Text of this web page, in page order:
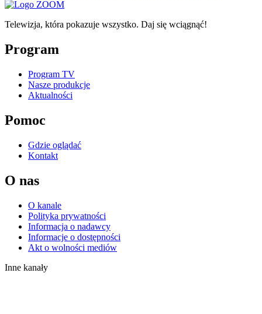
Telewizja, która pokazuje wszystko. Daj się wciągnąć!
Program
Program TV
Nasze produkcje
Aktualności
Pomoc
Gdzie oglądać
Kontakt
O nas
O kanale
Polityka prywatności
Informacja o nadawcy
Informacje o dostępności
Akt o wolności mediów
Inne kanały